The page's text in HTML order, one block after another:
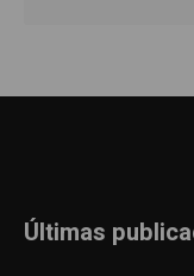
Últimas